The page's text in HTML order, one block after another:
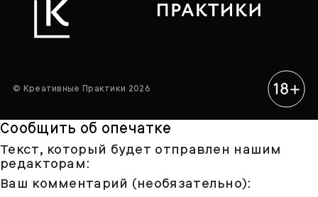
© Креативные Практики 2026
Сообщить об опечатке
Текст, который будет отправлен нашим
редакторам:
Ваш комментарий (необязательно):